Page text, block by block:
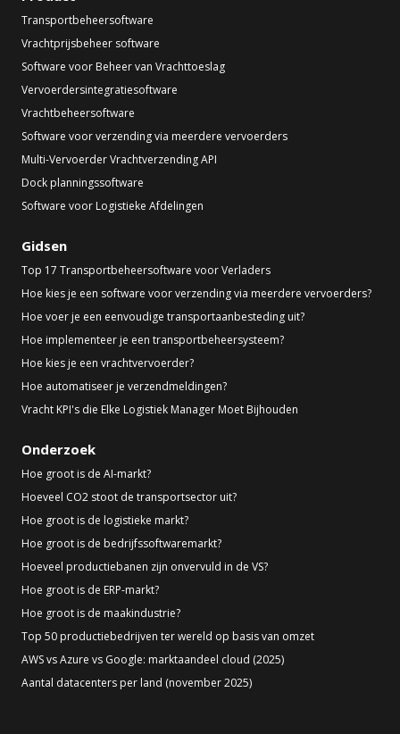
Transportbeheersoftware
Vrachtprijsbeheer software
Software voor Beheer van Vrachttoeslag
Vervoerdersintegratiesoftware
Vrachtbeheersoftware
Software voor verzending via meerdere vervoerders
Multi-Vervoerder Vrachtverzending API
Dock planningssoftware
Software voor Logistieke Afdelingen
Gidsen
Top 17 Transportbeheersoftware voor Verladers
Hoe kies je een software voor verzending via meerdere vervoerders?
Hoe voer je een eenvoudige transportaanbesteding uit?
Hoe implementeer je een transportbeheersysteem?
Hoe kies je een vrachtvervoerder?
Hoe automatiseer je verzendmeldingen?
Vracht KPI's die Elke Logistiek Manager Moet Bijhouden
Onderzoek
Hoe groot is de AI-markt?
Hoeveel CO2 stoot de transportsector uit?
Hoe groot is de logistieke markt?
Hoe groot is de bedrijfssoftwaremarkt?
Hoeveel productiebanen zijn onvervuld in de VS?
Hoe groot is de ERP-markt?
Hoe groot is de maakindustrie?
Top 50 productiebedrijven ter wereld op basis van omzet
AWS vs Azure vs Google: marktaandeel cloud (2025)
Aantal datacenters per land (november 2025)